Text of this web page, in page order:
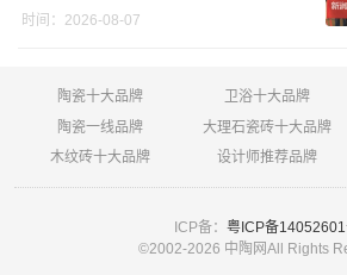
秋季营销冲锋号！
时间：2026-08-07
陶瓷十大品牌 卫浴十大品牌
陶瓷一线品牌
大理石瓷砖十大品牌
木纹砖十大品牌
设计师推荐品牌
ICP备： 粤ICP备
©2002-2026 中陶网All Rights